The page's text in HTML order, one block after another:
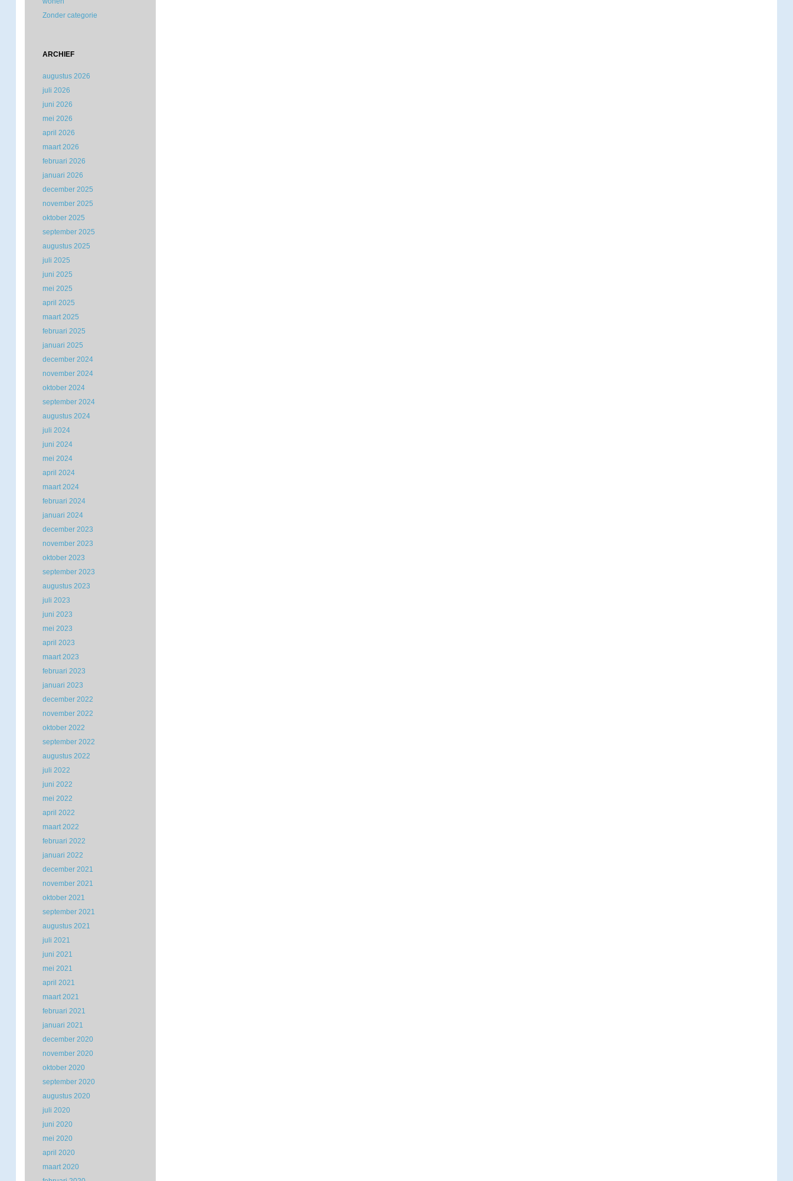
Zonder categorie
ARCHIEF
augustus 2026
juli 2026
juni 2026
mei 2026
april 2026
maart 2026
februari 2026
januari 2026
december 2025
november 2025
oktober 2025
september 2025
augustus 2025
juli 2025
juni 2025
mei 2025
april 2025
maart 2025
februari 2025
januari 2025
december 2024
november 2024
oktober 2024
september 2024
augustus 2024
juli 2024
juni 2024
mei 2024
april 2024
maart 2024
februari 2024
januari 2024
december 2023
november 2023
oktober 2023
september 2023
augustus 2023
juli 2023
juni 2023
mei 2023
april 2023
maart 2023
februari 2023
januari 2023
december 2022
november 2022
oktober 2022
september 2022
augustus 2022
juli 2022
juni 2022
mei 2022
april 2022
maart 2022
februari 2022
januari 2022
december 2021
november 2021
oktober 2021
september 2021
augustus 2021
juli 2021
juni 2021
mei 2021
april 2021
maart 2021
februari 2021
januari 2021
december 2020
november 2020
oktober 2020
september 2020
augustus 2020
juli 2020
juni 2020
mei 2020
april 2020
maart 2020